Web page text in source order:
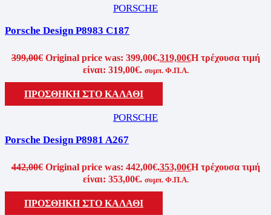
PORSCHE
Porsche Design P8983 C187
399,00€ Original price was: 399,00€.319,00€Η τρέχουσα τιμή
είναι: 319,00€. συμπ. Φ.Π.Α.
ΠΡΟΣΘΗΚΗ ΣΤΟ ΚΑΛΑΘΙ
PORSCHE
Porsche Design P8981 A267
442,00€ Original price was: 442,00€.353,00€Η τρέχουσα τιμή
είναι: 353,00€. συμπ. Φ.Π.Α.
ΠΡΟΣΘΗΚΗ ΣΤΟ ΚΑΛΑΘΙ